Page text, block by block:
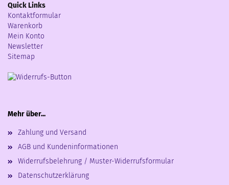
Quick Links
Kontaktformular
Warenkorb
Mein Konto
Newsletter
Sitemap
Mehr über...
Zahlung und Versand
AGB und Kundeninformationen
Widerrufsbelehrung / Muster-Widerrufsformular
Datenschutzerklärung